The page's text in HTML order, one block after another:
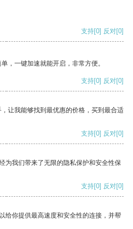
支持[0] 反对[0]
，一键加速就能开启，非常方便。
支持[0] 反对[0]
让我能够找到最优惠的价格，买到最合适
支持[0] 反对[0]
为我们带来了无限的隐私保护和安全性保
支持[0] 反对[0]
给你提供最高速度和安全性的连接，并帮